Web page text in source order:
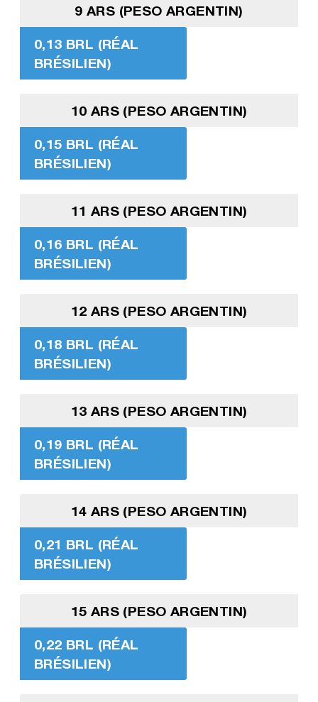
9 ARS (PESO ARGENTIN)
0,13 BRL (RÉAL
BRÉSILIEN)
10 ARS (PESO ARGENTIN)
0,15 BRL (RÉAL
BRÉSILIEN)
11 ARS (PESO ARGENTIN)
0,16 BRL (RÉAL
BRÉSILIEN)
12 ARS (PESO ARGENTIN)
0,18 BRL (RÉAL
BRÉSILIEN)
13 ARS (PESO ARGENTIN)
0,19 BRL (RÉAL
BRÉSILIEN)
14 ARS (PESO ARGENTIN)
0,21 BRL (RÉAL
BRÉSILIEN)
15 ARS (PESO ARGENTIN)
0,22 BRL (RÉAL
BRÉSILIEN)